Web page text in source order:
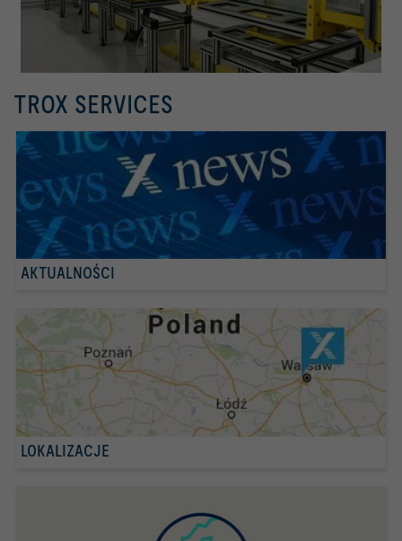
TROX SERVICES
AKTUALNOŚCI
LOKALIZACJE